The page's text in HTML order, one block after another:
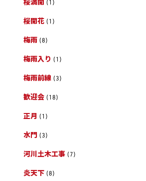
(1)
桜開花 (1)
梅雨 (8)
梅雨入り (1)
梅雨前線 (3)
歓迎会 (18)
正月 (1)
水門 (3)
河川土木工事 (7)
炎天下 (8)